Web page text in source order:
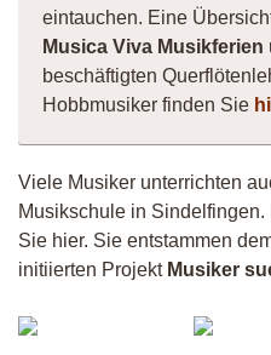
eintauchen. Eine
Musica Viva Musikferien
beschäftigten
Hobbmusiker finden Sie
Viele Musiker unterrichten
Musikschule in
Sie hier. Sie entstammen
initiierten Projekt Musiker